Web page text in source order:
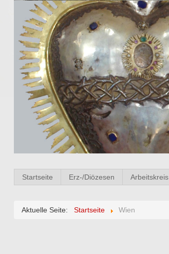
Startseite Erz-/Diözesen Arbeitskreis
Aktuelle Seite: Startseite Wien